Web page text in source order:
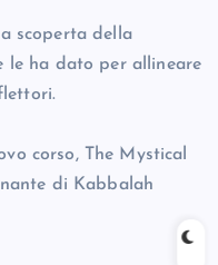
scoperta della
le ha dato per allineare
corso, The Mystical
di Kabbalah